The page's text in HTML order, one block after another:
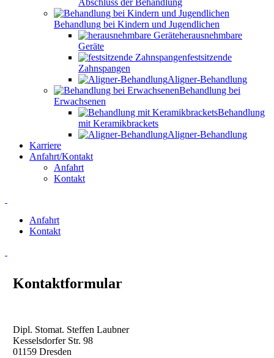
Abschluss der Behandlung
Behandlung bei Kindern und Jugendlichen
herausnehmbare
Geräte
festsitzende
Zahnspangen
Aligner-Behandlung
Behandlung bei
Erwachsenen
Behandlung
mit Keramikbrackets
Aligner-Behandlung
Karriere
Anfahrt/Kontakt
Anfahrt
Kontakt
Anfahrt
Kontakt
Kontaktformular
Dipl. Stomat. Steffen Laubner
Kesselsdorfer Str. 98
01159 Dresden